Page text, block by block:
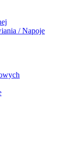
/ Napoje